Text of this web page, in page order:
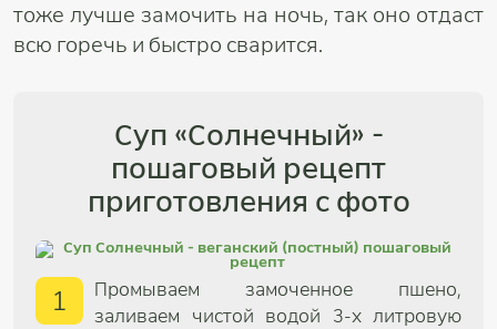
тоже лучше замочить на ночь, так оно отдаст
всю горечь и быстро сварится.
Суп «Солнечный» -
пошаговый рецепт
приготовления с фото
1
Промываем замоченное пшено,
заливаем чистой водой 3-х литровую